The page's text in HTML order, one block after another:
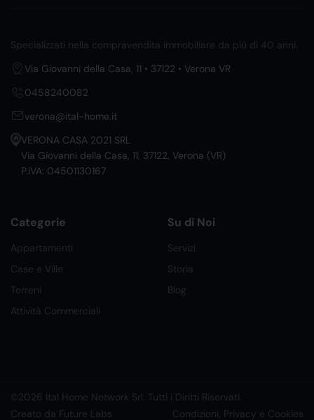
Specializzati nella compravendita immobiliare da più di 40 anni.
Via Giovanni della Casa, 11 • 37122 • Verona VR
0458240082
verona@ital-home.it
VERONA CASA 2021 SRL
Via Giovanni della Casa, 11, 37122, Verona (VR)
P.IVA: 04501130167
Categorie
Appartamenti
Case e Ville
Terreni
Attività Commerciali
Su di Noi
Servizi
Storia
Blog
©2026 Ital Home Network Srl. Tutti i Diritti Riservati.
Creato da Future Labs
Condizioni, Privacy e Cookies